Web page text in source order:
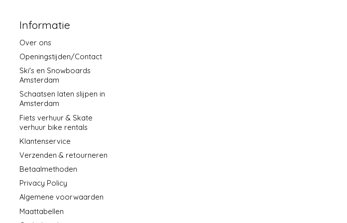
Informatie
Over ons
Openingstijden/Contact
Ski's en Snowboards
Amsterdam
Schaatsen laten slijpen in
Amsterdam
Fiets verhuur & Skate
verhuur bike rentals
Klantenservice
Verzenden & retourneren
Betaalmethoden
Privacy Policy
Algemene voorwaarden
Maattabellen